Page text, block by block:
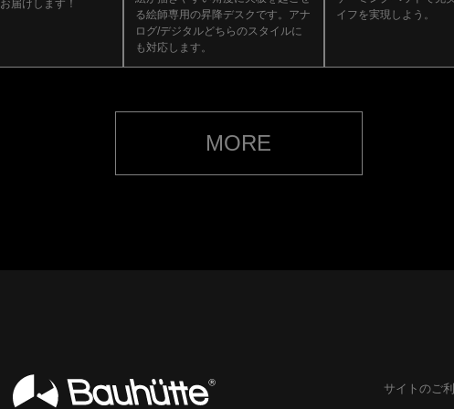
届けします！
る絵師専用の昇降デスクです。アナ
ログ/デジタルどちらのスタイルに
も対応します。
イフを実現しよう。
MORE
サイトのご